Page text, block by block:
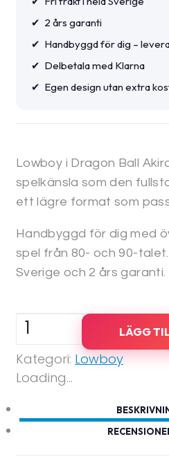
18559 kr.
✔ 2 års garanti
✔ Handbyggd för dig –
✔ Delbetala med Klarna
✔ Egen design utan extra
Lowboy i Dragon Ball
spelkänsla som den
ett lägre format som
Handbyggd för dig med
spel från 80- och 90-
Sverige och 2 års garanti.
Lowboy
Dragon
Ball
mängd
LÄGG
Kategori: Lowboy
Loading...